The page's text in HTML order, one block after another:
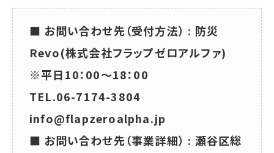
■ お問い合わせ先（受付方法） : 防災
Revo(株式会社フラップゼロアルファ)
※平日10：00～18：00
TEL.06-7174-3804
info@flapzeroalpha.jp
■ お問い合わせ先（事業詳細） : 瀬谷区総